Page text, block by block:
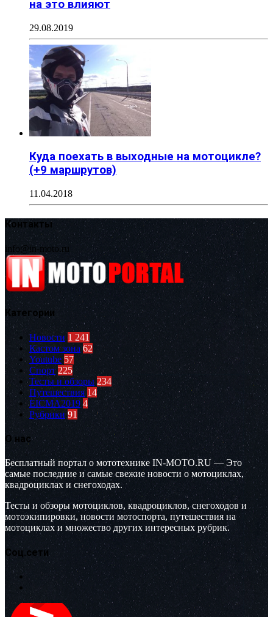
на это влияют
29.08.2019
Куда поехать в выходные на мотоцикле?
(+9 маршрутов)
11.04.2018
Контакты
info@in-moto.ru
Категории
Новости 1 241
Кастом зона 62
Youtube 57
Спорт 225
Тесты и обзоры 234
Путешествия 14
EICMA2019 4
Рубрики 91
О нас
Бесплатный портал о мототехнике IN-MOTO.RU — Это
самые последние и самые свежие новости о мотоциклах,
квадроциклах и снегоходах.
Тесты и обзоры мотоциклов, квадроциклов, снегоходов и
мотоэкипировки, новости мотоспорта, путешествия на
мотоциклах и множество других интересных рубрик.
Соц.сети